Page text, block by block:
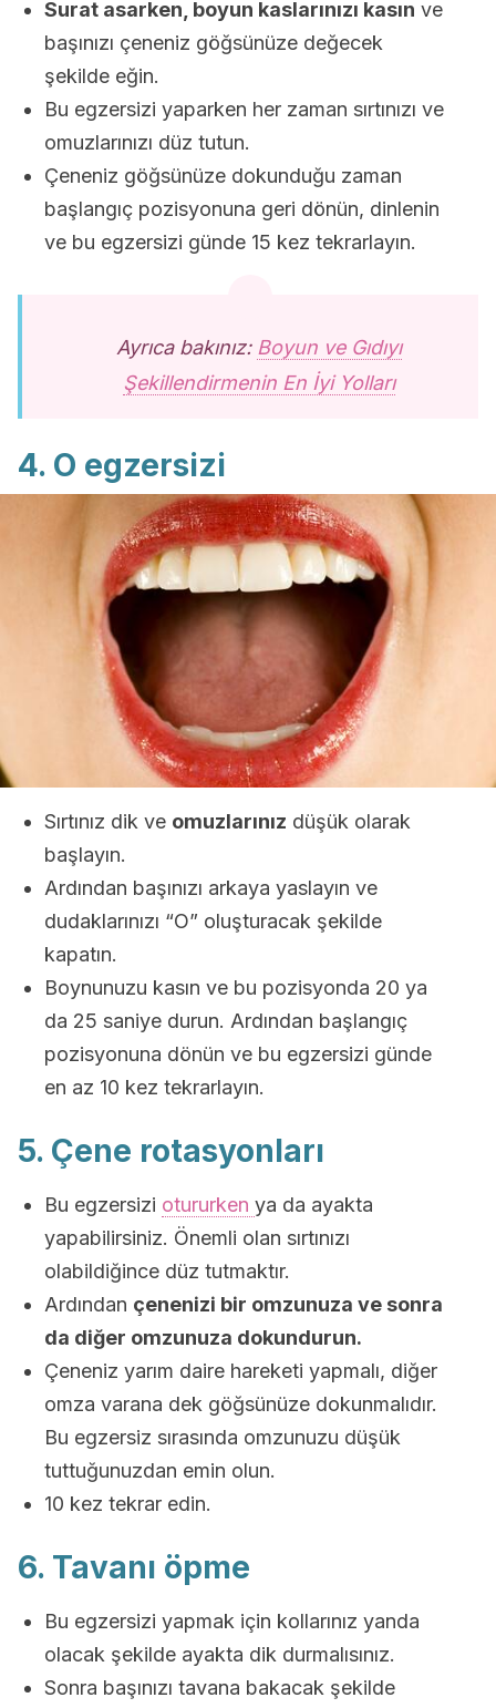
Surat asarken, boyun kaslarınızı kasın ve
başınızı çeneniz göğsünüze değecek
şekilde eğin.
Bu egzersizi yaparken her zaman sırtınızı ve
omuzlarınızı düz tutun.
Çeneniz göğsünüze dokunduğu zaman
başlangıç pozisyonuna geri dönün, dinlenin
ve bu egzersizi günde 15 kez tekrarlayın.
Ayrıca bakınız: Boyun ve Gıdıyı
Şekillendirmenin En İyi Yolları
4. O egzersizi
Sırtınız dik ve omuzlarınız düşük olarak
başlayın.
Ardından başınızı arkaya yaslayın ve
dudaklarınızı “O” oluşturacak şekilde
kapatın.
Boynunuzu kasın ve bu pozisyonda 20 ya
da 25 saniye durun. Ardından başlangıç
pozisyonuna dönün ve bu egzersizi günde
en az 10 kez tekrarlayın.
5. Çene rotasyonları
Bu egzersizi otururken ya da ayakta
yapabilirsiniz. Önemli olan sırtınızı
olabildiğince düz tutmaktır.
Ardından çenenizi bir omzunuza ve sonra
da diğer omzunuza dokundurun.
Çeneniz yarım daire hareketi yapmalı, diğer
omza varana dek göğsünüze dokunmalıdır.
Bu egzersiz sırasında omzunuzu düşük
tuttuğunuzdan emin olun.
10 kez tekrar edin.
6. Tavanı öpme
Bu egzersizi yapmak için kollarınız yanda
olacak şekilde ayakta dik durmalısınız.
Sonra başınızı tavana bakacak şekilde